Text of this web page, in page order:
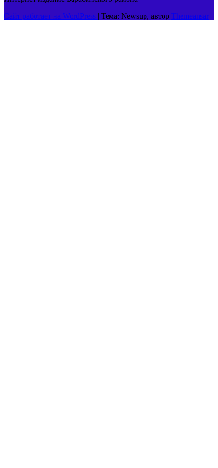
Сайт работает на WordPress | Тема: Newsup, автор Themeansar